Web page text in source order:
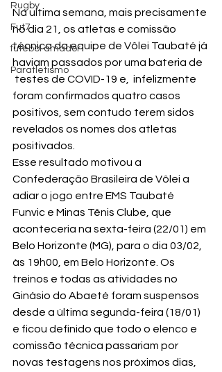
Rugby
Fut7
futebol amador
Paratletismo
Na ultima semana, mais precisamente
no dia 21, os atletas e comissão
técnica da equipe de Vôlei Taubaté já
haviam passados por uma bateria de
testes de COVID-19 e,  infelizmente
foram confirmados quatro casos
positivos, sem contudo terem sidos
revelados os nomes dos atletas
positivados.
Esse resultado motivou a
Confederação Brasileira de Vôlei a
adiar o jogo entre EMS Taubaté
Funvic e Minas Tênis Clube, que
aconteceria na sexta-feira (22/01) em
Belo Horizonte (MG), para o dia 03/02,
às 19h00, em Belo Horizonte. Os
treinos e todas as atividades no
Ginásio do Abaeté foram suspensos
desde a última segunda-feira (18/01)
e ficou definido que todo o elenco e
comissão técnica passariam por
novas testagens nos próximos dias,